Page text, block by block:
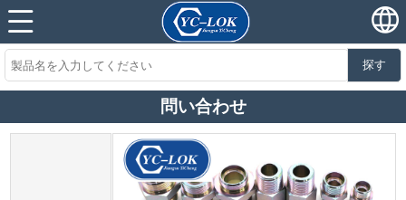
探す
問い合わせ